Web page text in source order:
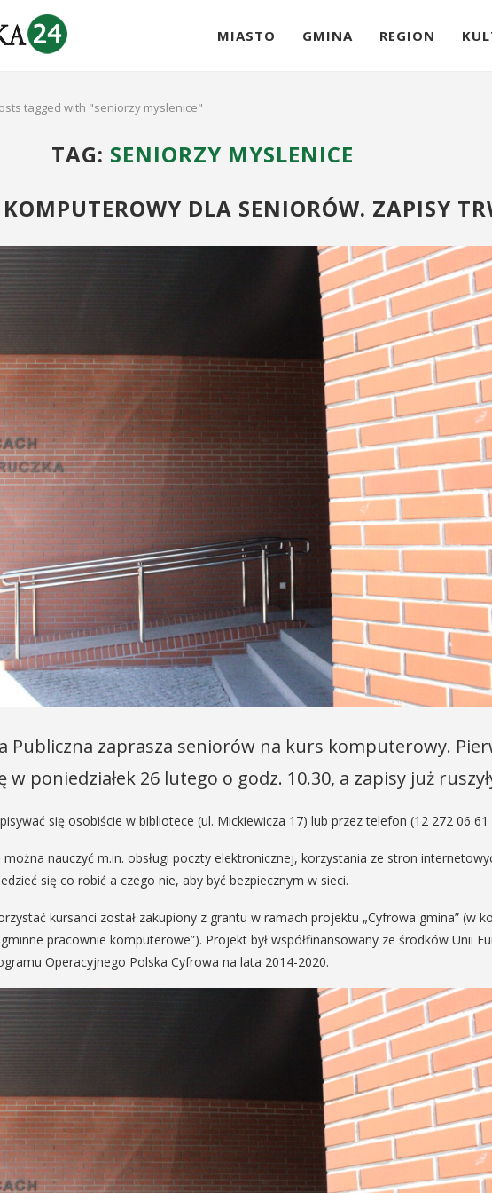
MIASTO GMINA REGION
tagged with "seniorzy myslenice"
TAG: SENIORZY MYSLENICE
DLA SENIORÓW. ZAPISY
Publiczna zaprasza seniorów na kurs komputerowy.
w poniedziałek 26 lutego o godz. 10.30, a zapisy już
się osobiście w bibliotece (ul. Mickiewicza 17) lub przez telefon (12 272 06 61
można nauczyć m.in. obsługi poczty elektronicznej, korzystania ze stron
się co robić a czego nie, aby być bezpiecznym w sieci.
kursanci został zakupiony z grantu w ramach projektu „Cyfrowa gmina” (w
pracownie komputerowe”). Projekt był współfinansowany ze środków Unii
Operacyjnego Polska Cyfrowa na lata 2014-2020.